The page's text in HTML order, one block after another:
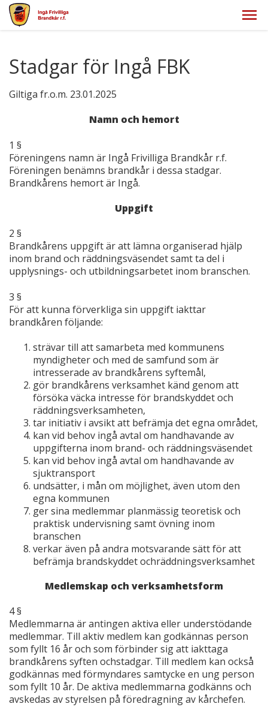
Stadgar för Ingå FBK
Giltiga fr.o.m. 23.01.2025
Namn och hemort
1 §
Föreningens namn är Ingå Frivilliga Brandkår r.f.
Föreningen benämns brandkår i dessa stadgar.
Brandkårens hemort är Ingå.
Uppgift
2 §
Brandkårens uppgift är att lämna organiserad hjälp
inom brand och räddningsväsendet samt ta del i
upplysnings- och utbildningsarbetet inom branschen.
3 §
För att kunna förverkliga sin uppgift iakttar
brandkåren följande:
strävar till att samarbeta med kommunens
myndigheter och med de samfund som är
intresserade av brandkårens syftemål,
gör brandkårens verksamhet känd genom att
försöka väcka intresse för brandskyddet och
räddningsverksamheten,
tar initiativ i avsikt att befrämja det egna området,
kan vid behov ingå avtal om handhavande av
uppgifterna inom brand- och räddningsväsendet
kan vid behov ingå avtal om handhavande av
sjuktransport
undsätter, i mån om möjlighet, även utom den
egna kommunen
ger sina medlemmar planmässig teoretisk och
praktisk undervisning samt övning inom
branschen
verkar även på andra motsvarande sätt för att
befrämja brandskyddet ochräddningsverksamhet
Medlemskap och verksamhetsform
4 §
Medlemmarna är antingen aktiva eller understödande
medlemmar. Till aktiv medlem kan godkännas person
som fyllt 16 år och som förbinder sig att iakttaga
brandkårens syften ochstadgar. Till medlem kan också
godkännas med förmyndares samtycke en ung person
som fyllt 10 år. De aktiva medlemmarna godkänns och
avskedas av styrelsen på föredragning av kårchefen.